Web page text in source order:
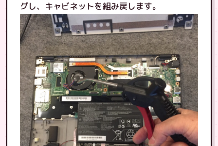
グし、キャビネットを組み戻します。